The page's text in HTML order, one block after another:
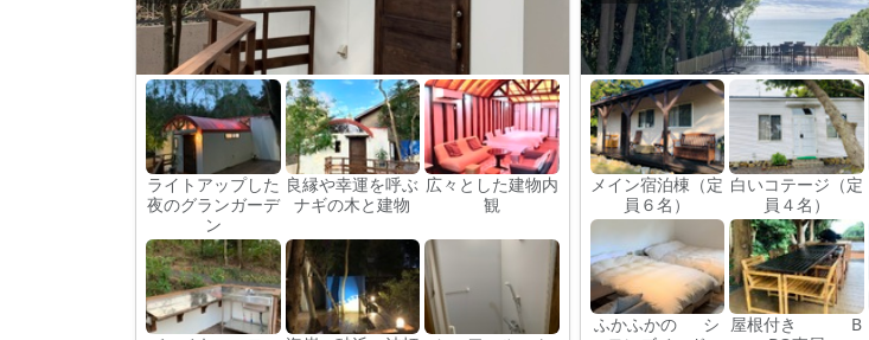
ライトアップした
夜のグランガーデ
ン
良縁や幸運を呼ぶ
ナギの木と建物
広々とした建物内
観
メイン宿泊棟（定
員６名）
白いコテージ（定
員４名）
ふかふかの シ 屋根付き B